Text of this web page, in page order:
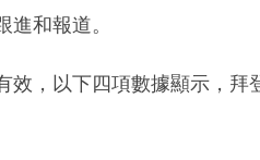
和報道。
效，以下四項數據顯示，拜